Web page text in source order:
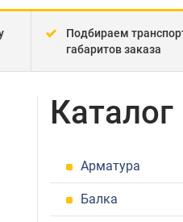
Подбираем
габаритов заказа
Каталог
Арматура
Балка